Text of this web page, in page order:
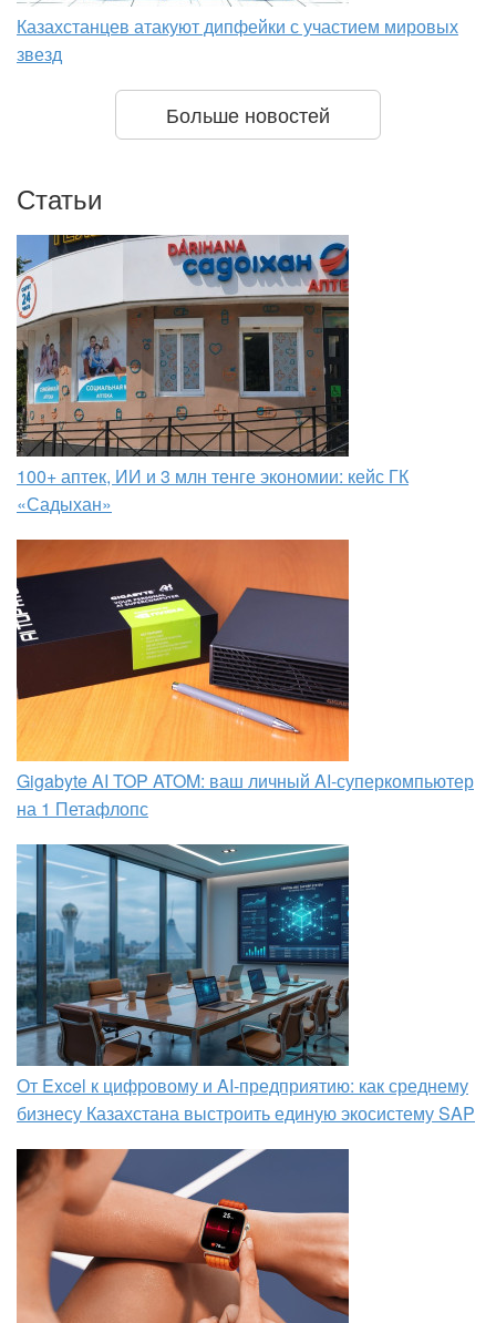
Казахстанцев атакуют дипфейки с участием мировых
звезд
Больше новостей
Статьи
100+ аптек, ИИ и 3 млн тенге экономии: кейс ГК
«Садыхан»
Gigabyte AI TOP ATOM: ваш личный AI-суперкомпьютер
на 1 Петафлопс
От Excel к цифровому и AI‑предприятию: как среднему
бизнесу Казахстана выстроить единую экосистему SAP